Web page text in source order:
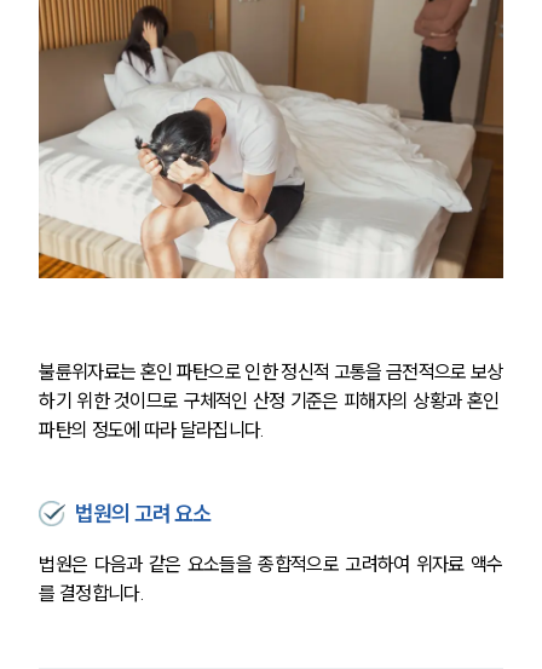
불륜위자료는 혼인 파탄으로 인한 정신적 고통을 금전적으로 보상
하기 위한 것이므로 구체적인 산정 기준은 피해자의 상황과 혼인
파탄의 정도에 따라 달라집니다.
법원의 고려 요소
법원은 다음과 같은 요소들을 종합적으로 고려하여 위자료 액수
를 결정합니다.